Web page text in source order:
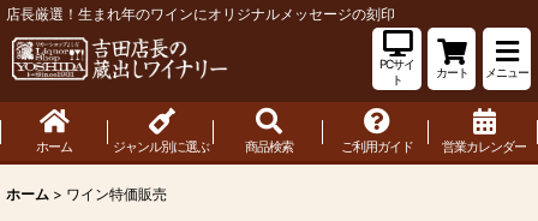
店長厳選！生まれ年のワインにオリジナルメッセージの刻印
PCサイ
ト
カート メニュー
ホーム ジャンル別に選ぶ 商品検索 ご利用ガイド 営業カレンダー
ホーム > ワイン特価販売